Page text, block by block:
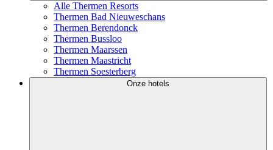
Alle Thermen Resorts
Thermen Bad Nieuweschans
Thermen Berendonck
Thermen Bussloo
Thermen Maarssen
Thermen Maastricht
Thermen Soesterberg
Onze hotels